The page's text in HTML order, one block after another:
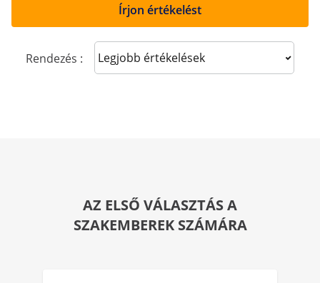
Írjon értékelést
Rendezés : Sort reviews
AZ ELSŐ VÁLASZTÁS A
SZAKEMBEREK SZÁMÁRA